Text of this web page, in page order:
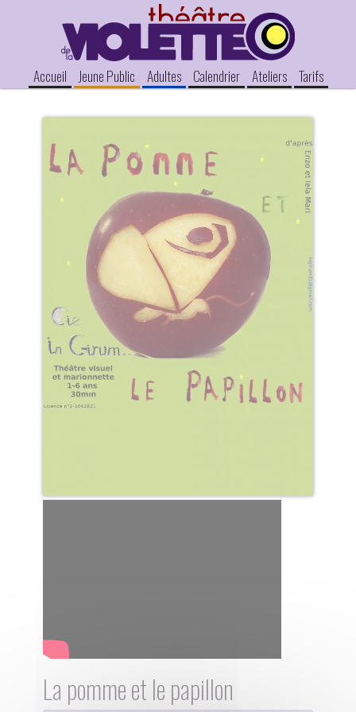
Accueil Jeune Public Adultes Calendrier Ateliers Tarifs
La pomme et le papillon